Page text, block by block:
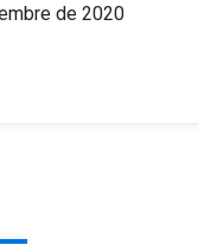
de 2020